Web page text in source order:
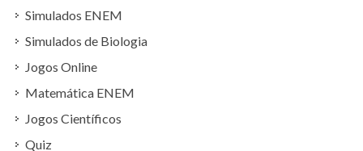
Simulados ENEM
Simulados de Biologia
Jogos Online
Matemática ENEM
Jogos Científicos
Quiz